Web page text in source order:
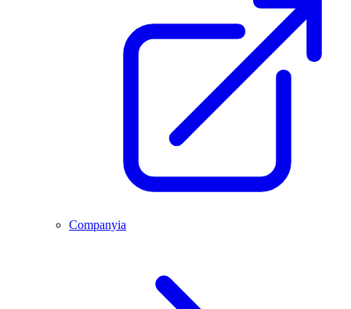
Companyia